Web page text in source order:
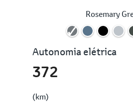
Rosemary
Autonomia elétrica
372
(km)